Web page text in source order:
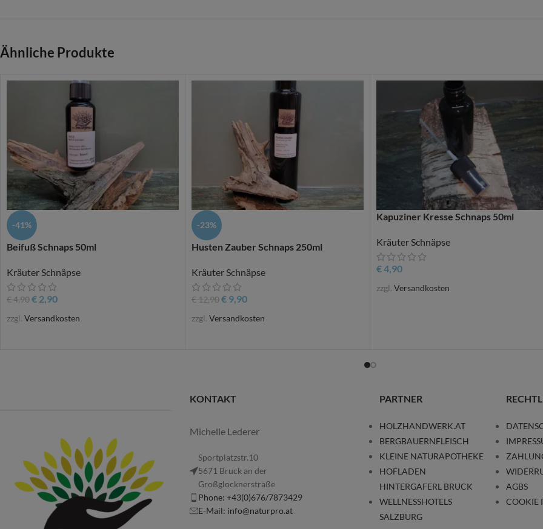
Ähnliche Produkte
-41%
Beifuß Schnaps 50ml
Kräuter Schnäpse
€4,90€ 2,90
zzgl. Versandkosten
-23%
Husten Zauber Schnaps 250ml
Kräuter Schnäpse
€12,90€ 9,90
zzgl. Versandkosten
Kapuziner Kresse Schnaps 50ml
Kräuter Schnäpse
€4,90
zzgl. Versandkosten
KONTAKT
Michelle Lederer
Sportplatzstr.10
5671 Bruck an der
Großglocknerstraße
Phone: +43(0)676/7873429
E-Mail: info@naturpro.at
PARTNER
HOLZHANDWERK.AT
BERGBAUERNFLEISCH
KLEINE NATURAPOTHEKE
HOFLADEN
HINTERGAFERL BRUCK
WELLNESSHOTELS
SALZBURG
AGBS
COOKIE